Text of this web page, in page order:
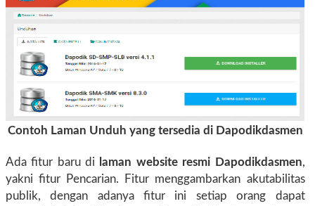
Contoh Laman Unduh yang tersedia di Dapodikdasmen
Ada fitur baru di laman website resmi Dapodikdasmen,
yakni fitur Pencarian. Fitur menggambarkan akutabilitas
publik, dengan adanya fitur ini setiap orang dapat